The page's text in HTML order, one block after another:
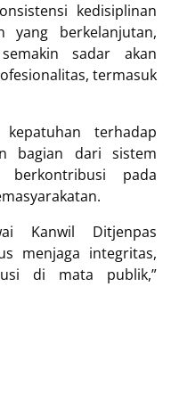
kedisiplinan
yang berkelanjutan,
sadar akan
termasuk
terhadap
bagian dari sistem
berkontribusi pada
Kanwil Ditjenpas
menjaga integritas,
di mata publik,”